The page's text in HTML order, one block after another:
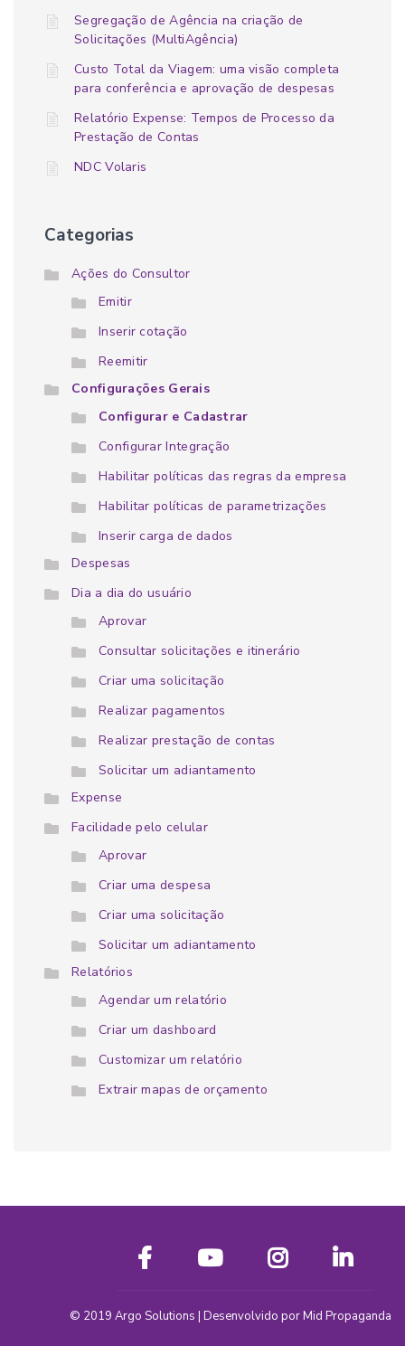
Segregação de Agência na criação de
Solicitações (MultiAgência)
Custo Total da Viagem: uma visão completa
para conferência e aprovação de despesas
Relatório Expense: Tempos de Processo da
Prestação de Contas
NDC Volaris
Categorias
Ações do Consultor
Emitir
Inserir cotação
Reemitir
Configurações Gerais
Configurar e Cadastrar
Configurar Integração
Habilitar políticas das regras da empresa
Habilitar políticas de parametrizações
Inserir carga de dados
Despesas
Dia a dia do usuário
Aprovar
Consultar solicitações e itinerário
Criar uma solicitação
Realizar pagamentos
Realizar prestação de contas
Solicitar um adiantamento
Expense
Facilidade pelo celular
Aprovar
Criar uma despesa
Criar uma solicitação
Solicitar um adiantamento
Relatórios
Agendar um relatório
Criar um dashboard
Customizar um relatório
Extrair mapas de orçamento
© 2019 Argo Solutions | Desenvolvido porMid Propaganda